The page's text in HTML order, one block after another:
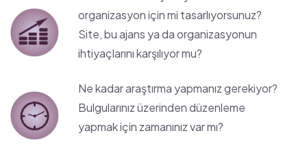
organizasyon için mi tasarlıyorsunuz?
Site, bu ajans ya da organizasyonun
ihtiyaçlarını karşılıyor mu?
Ne kadar araştırma yapmanız gerekiyor?
Bulgularınız üzerinden düzenleme
yapmak için zamanınız var mı?